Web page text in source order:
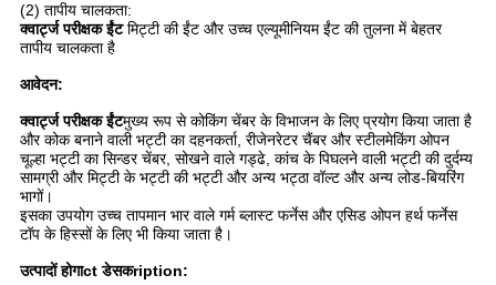
(2) तापीय चालकता:
क्वार्ट्ज परीक्षक ईंटमिट्टी की ईंट और उच्च एल्यूमीनियम ईंट की तुलना में बेहतर
तापीय चालकता है
आवेदन:
क्वार्ट्ज परीक्षक ईंटमुख्य रूप से कोकिंग चेंबर के विभाजन के लिए प्रयोग किया जाता है
और कोक बनाने वाली भट्टी का दहनकर्ता, रीजेनरेटर चैंबर और स्टीलमेकिंग ओपन
चूल्हा भट्टी का सिन्डर चेंबर, सोखने वाले गड्ढे, कांच के पिघलने वाली भट्टी की दुर्दम्य
सामग्री और मिट्टी के भट्टी की भट्टी और अन्य भट्ठा वॉल्ट और अन्य लोड-बियरिंग
भागों।
इसका उपयोग उच्च तापमान भार वाले गर्म ब्लास्ट फर्नेस और एसिड ओपन हर्थ फर्नेस
टॉप के हिस्सों के लिए भी किया जाता है।
उत्पादों होगाct डेसकription: